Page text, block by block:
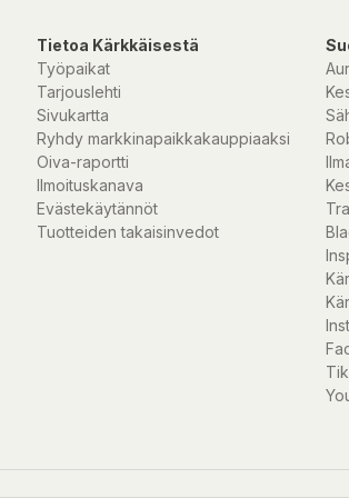
Tietoa Kärkkäisestä
Työpaikat
Tarjouslehti
Sivukartta
Ryhdy markkinapaikkakauppiaaksi
Oiva-raportti
Ilmoituskanava
Evästekäytännöt
Tuotteiden takaisinvedot